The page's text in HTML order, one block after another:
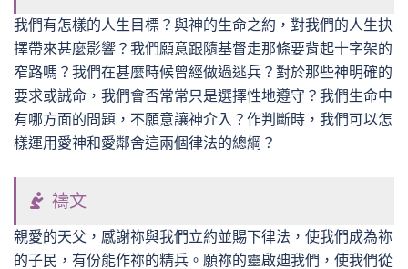
我們有怎樣的人生目標？與神的生命之約，對我們的人生抉
擇帶來甚麼影響？我們願意跟隨基督走那條要背起十字架的
窄路嗎？我們在甚麼時候曾經做過逃兵？對於那些神明確的
要求或誡命，我們會否常常只是選擇性地遵守？我們生命中
有哪方面的問題，不願意讓神介入？作判斷時，我們可以怎
樣運用愛神和愛鄰舍這兩個律法的總綱？
禱文
親愛的天父，感謝祢與我們立約並賜下律法，使我們成為祢
的子民，有份能作祢的精兵。願祢的靈啟廸我們，使我們從